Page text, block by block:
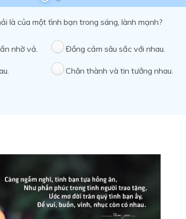
là của một tình bạn trong sáng, lành mạnh?
nhờ vả. Đồng cảm sâu sắc với nhau.
Chân thành và tin tưởng nhau.